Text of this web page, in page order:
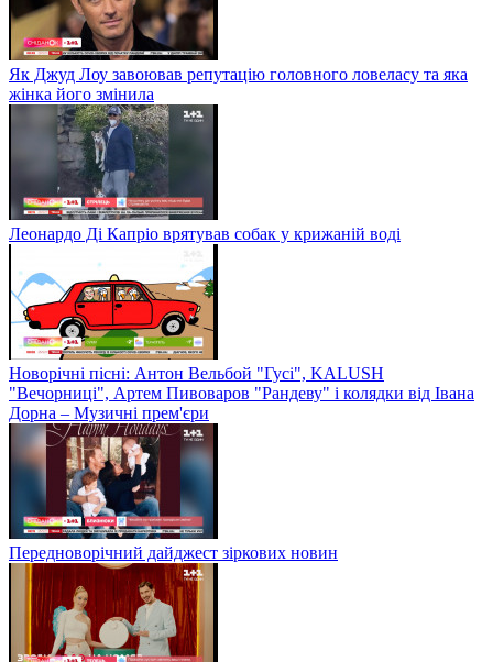
Як Джуд Лоу завоював репутацію головного ловеласу та яка
жінка його змінила
Леонардо Ді Капріо врятував собак у крижаній воді
Новорічні пісні: Антон Вельбой "Гусі", KALUSH
"Вечорниці", Артем Пивоваров "Рандеву" і колядки від Івана
Дорна – Музичні прем'єри
Передноворічний дайджест зіркових новин